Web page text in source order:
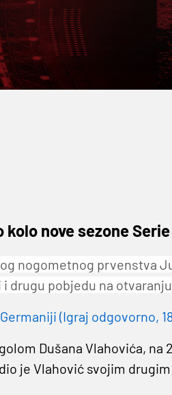
nove sezone
nogometnog prvenstva
drugu pobjedu na
(Igraj odgovorno,
Dušana Vlahovića, na
je Vlahović svojim